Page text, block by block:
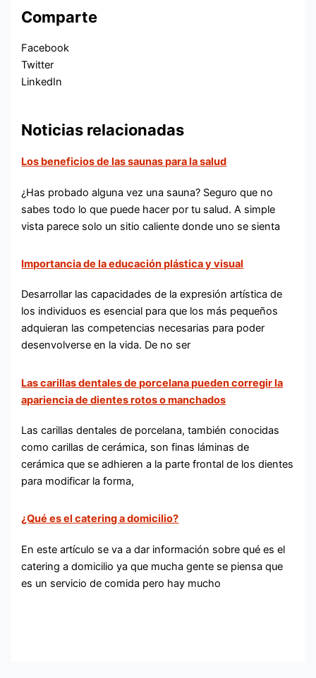
Comparte
Facebook
Twitter
LinkedIn
Noticias relacionadas
Los beneficios de las saunas para la salud
¿Has probado alguna vez una sauna? Seguro que no
sabes todo lo que puede hacer por tu salud. A simple
vista parece solo un sitio caliente donde uno se sienta
Importancia de la educación plástica y visual
Desarrollar las capacidades de la expresión artística de
los individuos es esencial para que los más pequeños
adquieran las competencias necesarias para poder
desenvolverse en la vida. De no ser
Las carillas dentales de porcelana pueden corregir la
apariencia de dientes rotos o manchados
Las carillas dentales de porcelana, también conocidas
como carillas de cerámica, son finas láminas de
cerámica que se adhieren a la parte frontal de los dientes
para modificar la forma,
¿Qué es el catering a domicilio?
En este artículo se va a dar información sobre qué es el
catering a domicilio ya que mucha gente se piensa que
es un servicio de comida pero hay mucho